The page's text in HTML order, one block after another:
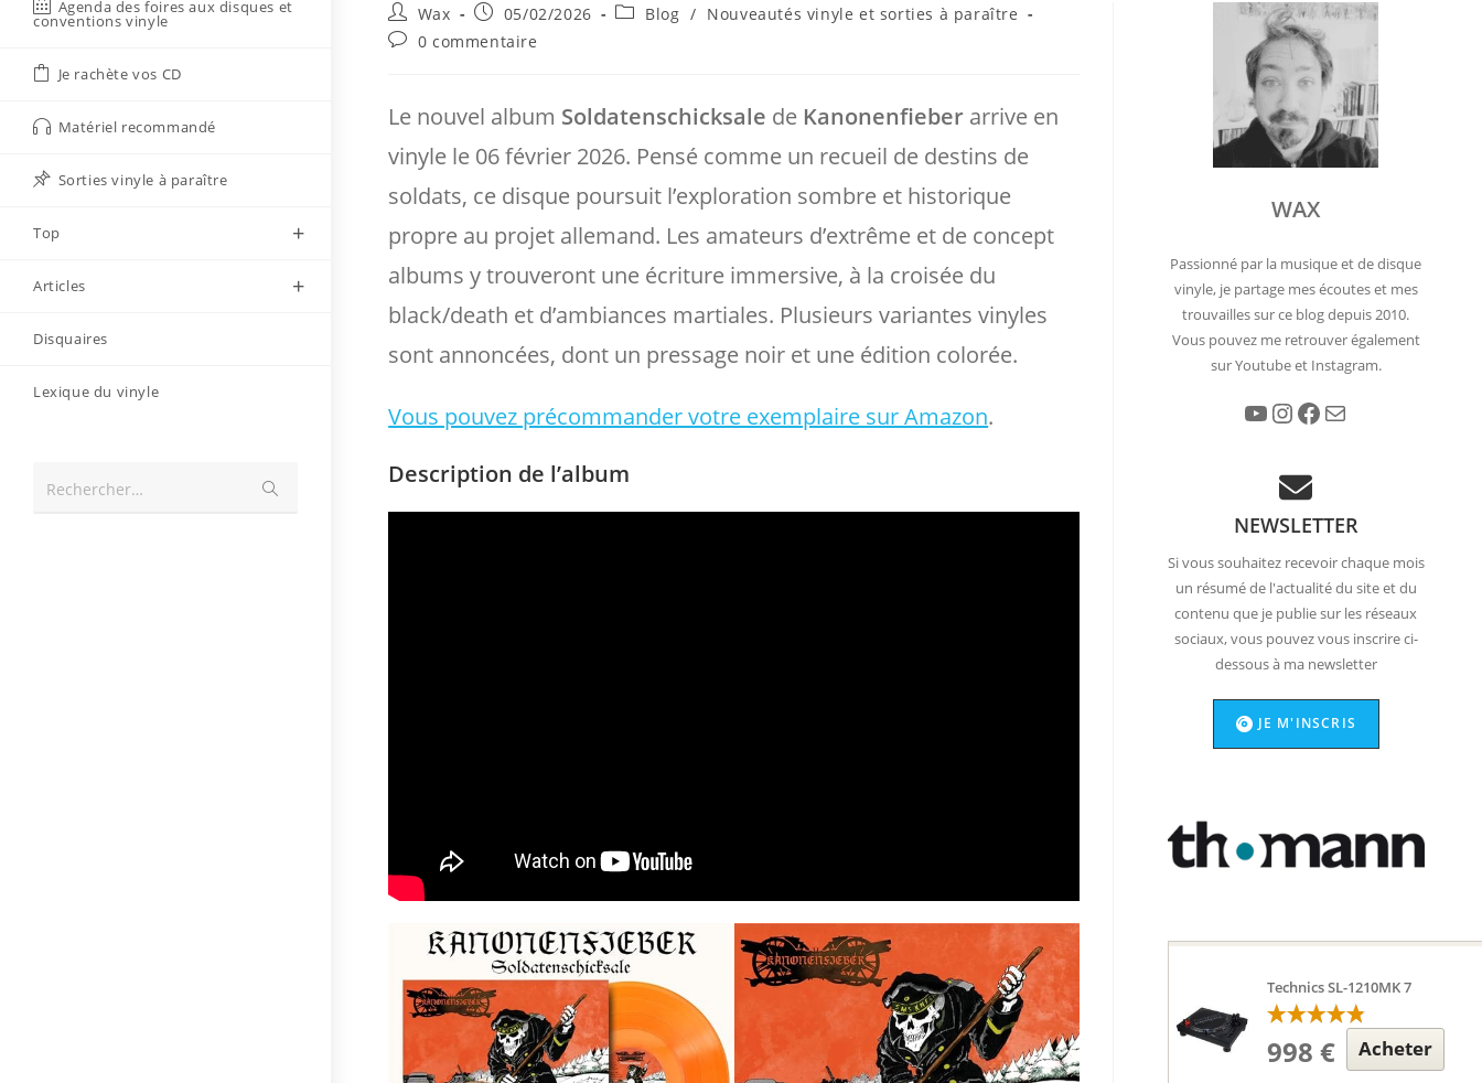
Agenda des foires aux disques et
conventions vinyle
Je rachète vos CD
Matériel recommandé
Sorties vinyle à paraître
Top
Articles
Disquaires
Lexique du vinyle
Rechercher…
la
Auteur/autrice
de
la
Wax
Publication
publiée :
05/02/2026
PostBlog / Nouveautés vinyle et sorties à paraître
Commentaires
0 commentaire
Le nouvel album Soldatenschicksale de Kanonenfieber arrive en
vinyle le 06 février 2026. Pensé comme un recueil de destins de
soldats, ce disque poursuit l’exploration sombre et historique
propre au projet allemand. Les amateurs d’extrême et de concept
albums y trouveront une écriture immersive, à la croisée du
black/death et d’ambiances martiales. Plusieurs variantes vinyles
sont annoncées, dont un pressage noir et une édition colorée.
Vous pouvez précommander votre exemplaire sur Amazon.
Description de l’album
WAX
Passionné par la musique et de disque
vinyle, je partage mes écoutes et mes
trouvailles sur ce blog depuis 2010.
Vous pouvez me retrouver également
sur Youtube et Instagram.
YouTube Instagram Facebook E-mail
NEWSLETTER
Si vous souhaitez recevoir chaque mois
un résumé de l'actualité du site et du
contenu que je publie sur les réseaux
sociaux, vous pouvez vous inscrire ci-
dessous à ma newsletter
JE M'INSCRIS
Technics SL-1210MK 7
998 € Acheter